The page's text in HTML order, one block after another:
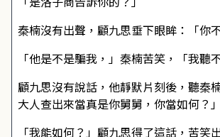
秦楠沒有出聲，顧九思垂下眼眸：「你
「他是不是騙我，」秦楠苦笑，「我聽
顧九思沒有說話，他靜默片刻後，聽秦
大人查出來當真是你舅舅，你當如何？」
「我能如何？」顧九思得了這話，苦笑